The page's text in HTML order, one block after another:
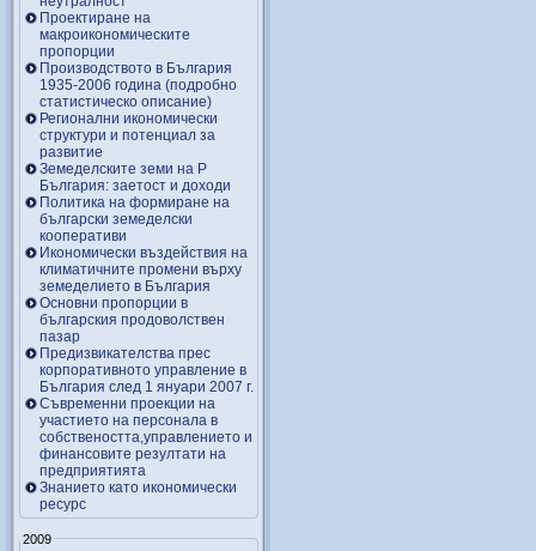
Проектиране на
макроикономическите
пропорции
Производството в България
1935-2006 година (подробно
статистическо описание)
Регионални икономически
структури и потенциал за
развитие
Земеделските земи на Р
България: заетост и доходи
Политика на формиране на
български земеделски
кооперативи
Икономически въздействия на
климатичните промени върху
земеделието в България
Основни пропорции в
българския продоволствен
пазар
Предизвикателства прес
корпоративното управление в
България след 1 януари 2007 г.
Съвременни проекции на
участието на персонала в
собствеността,управлението и
финансовите резултати на
предприятията
Знанието като икономически
ресурс
2009